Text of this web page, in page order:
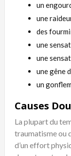
un
une
des
une
une
une gêne
un
La plupart du
traumatisme ou
d’un effort